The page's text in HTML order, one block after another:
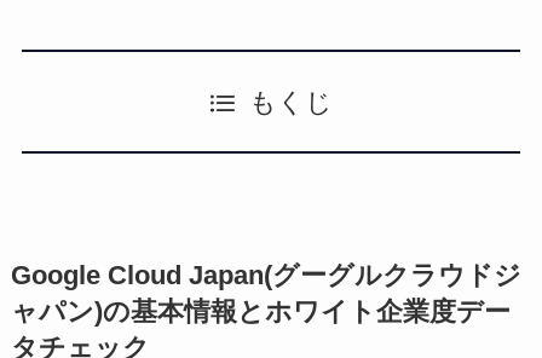
もくじ
Google Cloud Japan(グーグルクラウドジ
ャパン)の基本情報とホワイト企業度デー
タチェック